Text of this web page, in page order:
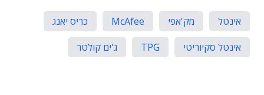
אינטל מק'אפי McAfee
כריס יאנג
אינטל סקיוריטי
TPG ג'ים קולטר